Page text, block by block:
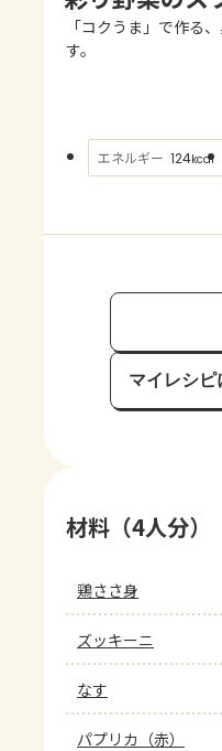
よくあるお問
AJINOMOTO PARK
「コクうま」で作る
す。
エネルギー 124kcal
マイレシピ
保存済み
材料（4人分）
鶏ささ身
ズッキーニ
なす
パプリカ（赤）